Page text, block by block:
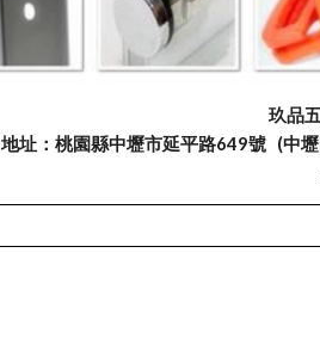
玖品
地址：桃園縣中壢市延平路649號 (中